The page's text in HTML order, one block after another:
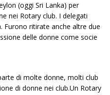
(oggi Sri Lanka) per
nei Rotary club. I delegati
ritirate anche altre due
delle donne come socie
di molte donne, molti club
di donne nei club.Un Rotary